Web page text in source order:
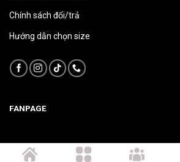
Chính sách đổi/trả
Hướng dẫn chọn size
FANPAGE